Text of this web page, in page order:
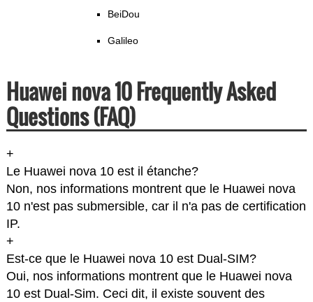
BeiDou
Galileo
Huawei nova 10 Frequently Asked
Questions (FAQ)
+
Le Huawei nova 10 est il étanche?
Non, nos informations montrent que le Huawei nova
10 n'est pas submersible, car il n'a pas de certification
IP.
+
Est-ce que le Huawei nova 10 est Dual-SIM?
Oui, nos informations montrent que le Huawei nova
10 est Dual-Sim. Ceci dit, il existe souvent des